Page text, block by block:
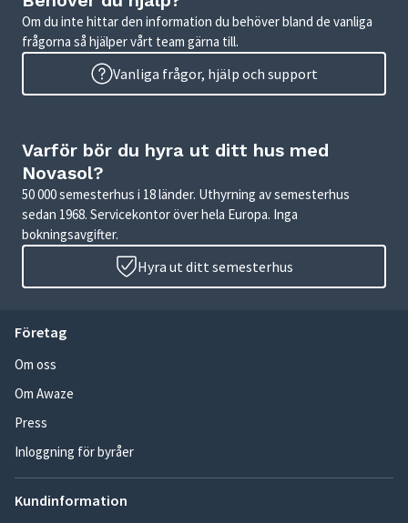
Om du inte hittar den information du behöver bland de vanliga
frågorna så hjälper vårt team gärna till.
Vanliga frågor, hjälp och support
Varför bör du hyra ut ditt hus med
Novasol?
50 000 semesterhus i 18 länder. Uthyrning av semesterhus
sedan 1968. Servicekontor över hela Europa. Inga
bokningsavgifter.
Hyra ut ditt semesterhus
Företag
Om oss
Om Awaze
Press
Inloggning för byråer
Kundinformation